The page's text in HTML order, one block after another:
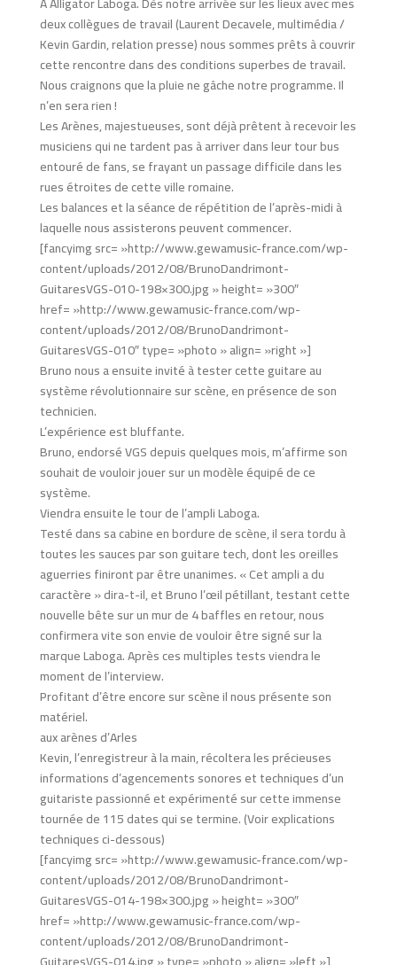
deux collègues de travail (Laurent Decavele, multimédia /
Kevin Gardin, relation presse) nous sommes prêts à couvrir
cette rencontre dans des conditions superbes de travail.
Nous craignons que la pluie ne gâche notre programme. Il
n’en sera rien !
Les Arènes, majestueuses, sont déjà prêtent à recevoir les
musiciens qui ne tardent pas à arriver dans leur tour bus
entouré de fans, se frayant un passage difficile dans les
rues étroites de cette ville romaine.
Les balances et la séance de répétition de l’après-midi à
laquelle nous assisterons peuvent commencer.
[fancyimg src= »http://www.gewamusic-france.com/wp-
content/uploads/2012/08/BrunoDandrimont-
GuitaresVGS-010-198×300.jpg » height= »300″
href= »http://www.gewamusic-france.com/wp-
content/uploads/2012/08/BrunoDandrimont-
GuitaresVGS-010″ type= »photo » align= »right »]
Bruno nous a ensuite invité à tester cette guitare au
système révolutionnaire sur scène, en présence de son
technicien.
L’expérience est bluffante.
Bruno, endorsé VGS depuis quelques mois, m’affirme son
souhait de vouloir jouer sur un modèle équipé de ce
système.
Viendra ensuite le tour de l’ampli Laboga.
Testé dans sa cabine en bordure de scène, il sera tordu à
toutes les sauces par son guitare tech, dont les oreilles
aguerries finiront par être unanimes. « Cet ampli a du
caractère » dira-t-il, et Bruno l’œil pétillant, testant cette
nouvelle bête sur un mur de 4 baffles en retour, nous
confirmera vite son envie de vouloir être signé sur la
marque Laboga. Après ces multiples tests viendra le
moment de l’interview.
Profitant d’être encore sur scène il nous présente son
matériel.
aux arènes d’Arles
Kevin, l’enregistreur à la main, récoltera les précieuses
informations d’agencements sonores et techniques d’un
guitariste passionné et expérimenté sur cette immense
tournée de 115 dates qui se termine. (Voir explications
techniques ci-dessous)
[fancyimg src= »http://www.gewamusic-france.com/wp-
content/uploads/2012/08/BrunoDandrimont-
GuitaresVGS-014-198×300.jpg » height= »300″
href= »http://www.gewamusic-france.com/wp-
content/uploads/2012/08/BrunoDandrimont-